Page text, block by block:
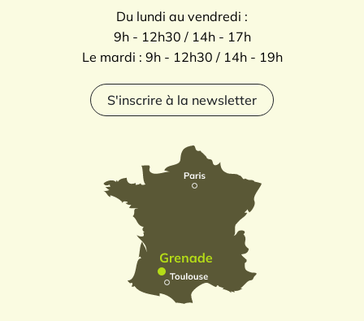
Du lundi au vendredi :
9h - 12h30 / 14h - 17h
Le mardi : 9h - 12h30 / 14h - 19h
S'inscrire à la newsletter